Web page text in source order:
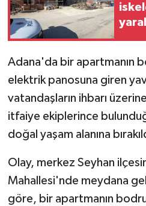
Adana'da bir apartmanın
elektrik panosuna giren
vatandaşların ihbarı
itfaiye ekiplerince
doğal yaşam alanına
Olay, merkez Seyhan
Mahallesi'nde meydana
göre, bir apartmanın